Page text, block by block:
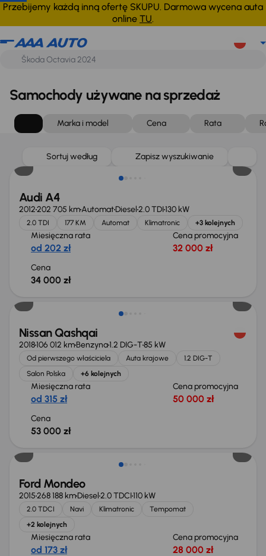
Przebijemy każdą inną ofertę SKUPU. Darmowa wycena auta
online TU.
Samochody używane na sprzedaż
Marka i model Cena Rata
Sortuj według Zapisz wyszukiwanie
Audi A4
2012202 705 kmAutomatDiesel2.0 TDI130 kW
2.0 TDI 177 KM Automat Klimatronic +3 kolejnych
Miesięczna rata
od 202 zł
Cena promocyjna
32 000 zł
Cena
34 000 zł
Nissan Qashqai
2018106 012 kmBenzyna1.2 DIG-T85 kW
Od pierwszego właściciela Auta krajowe
1.2 DIG-T
Salon Polska
+6 kolejnych
Miesięczna rata
od 315 zł
Cena promocyjna
50 000 zł
Cena
53 000 zł
Taniej o 1 000 zł
Ford Mondeo
2015268 188 kmDiesel2.0 TDCI110 kW
2.0 TDCI Navi Klimatronic
Tempomat
+2 kolejnych
Miesięczna rata
od 173 zł
Cena promocyjna
28 000 zł